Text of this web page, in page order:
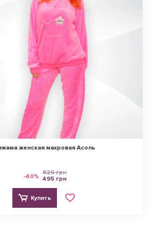
женская махровая Асоль
-40% 826 грн
495 грн
Купить